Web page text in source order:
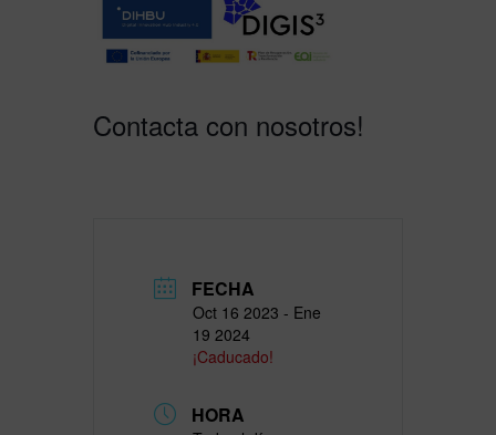
Contacta con nosotros!
FECHA
Oct 16 2023 - Ene
19 2024
¡Caducado!
HORA